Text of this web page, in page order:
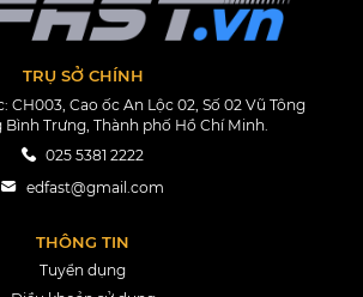
TRỤ SỞ CHÍNH
CH003, Cao ốc An Lộc 02, Số 02 Vũ Tông
Trưng, Thành phố Hồ Chí Minh.
025 5381 2222
edfast@gmail.com
THÔNG TIN
Tuyển dụng